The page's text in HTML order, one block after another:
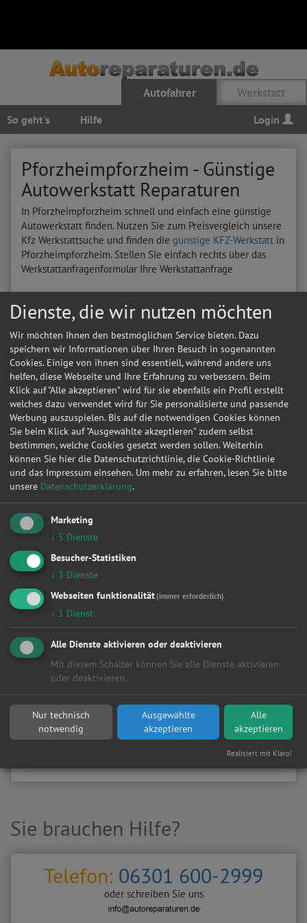
Autofahrer Werkstatt
So geht's Hilfe Login
Pforzheimpforzheim - Günstige
Autowerkstatt Reparaturen
In Pforzheimpforzheim schnell und einfach eine günstige
Autowerkstatt finden. Nutzen Sie zum Preisvergleich unsere
Kfz Werkstattsuche und finden die günstige KFZ-Werkstatt in
Pforzheimpforzheim. Stellen Sie einfach rechts über das
Werkstattanfragenformular Ihre Werkstattanfrage
Hier sehen Sie letzten Autoreparatur-
Anfragen in Pforzheimpforzheim
Werkstattleistungen
|Zahnriemen / Steuerkette|Bremsen|Kupplung|Inspektion|
Zylinderkopfdichtung|Fahrwerk & Stoßdämpfer|Radlager|Ölwechsel
Auspuff|Anhängerkupplung |
Werkstattanfragen für
|Vw|Opel|Audi|Ford| Renault|Bmw |Mercedes-benz|Peugeot|Fiat|
Werkstattanfragen in
|Berlin|Hamburg|München|Düsseldorf|Dortmund|Essen|Leipzig
Frankfurt am Main |Stuttgart |
Datum Autohersteller Kfz-Modell Kfz-Typ Werkstatt
13.10.2014 19:52:05 Lexus
18.11.2013 01:17:47
09.01.2013 21:10:02
Hier können Sie kostenlos Werkstattangebote einholen!
Manuell HSN/TSN
Wählen Sie Hersteller und Modell Ihres Fahrzeugs aus
den folgenden Listen aus.
Fahrzeugtyp:
Hersteller:
Sie brauchen Hilfe?
Telefon: 06301 600-2999
oder schreiben Sie uns
Dienste, die wir nutzen möchten
Wir möchten Ihnen den bestmöglichen Service bieten. Dazu
speichern wir Informationen über Ihren Besuch in sogenannten
Cookies. Einige von ihnen sind essentiell, während andere uns
helfen, diese Webseite und Ihre Erfahrung zu verbessern. Beim
Klick auf "Alle akzeptieren" wird für sie ebenfalls ein Profil erstellt
welches dazu verwendet wird für Sie personalisierte und passende
Werbung auszuspielen. Bis auf die notwendigen Cookies können
Sie beim Klick auf "Ausgewählte akzeptieren" zudem selbst
bestimmen, welche Cookies gesetzt werden sollen. Weiterhin
können Sie hier die Datenschutzrichtlinie, die Cookie-Richtlinie
und das Impressum einsehen. Um mehr zu erfahren, lesen Sie bitte
unsere Datenschutzerklärung.
Marketing
↓ 5 Dienste
Besucher-Statistiken
↓ 3 Dienste
Webseiten funktionalität(immer erforderlich)
↓ 1 Dienst
Alle Dienste aktivieren oder deaktivieren
Mit diesem Schalter können Sie alle Dienste aktivieren
oder deaktivieren.
Nur technisch
notwendig
Ausgewählte
akzeptieren
Alle
akzeptieren
Realisiert mit Klaro!